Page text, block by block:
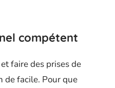
compétent
faire des prises de
de facile. Pour que